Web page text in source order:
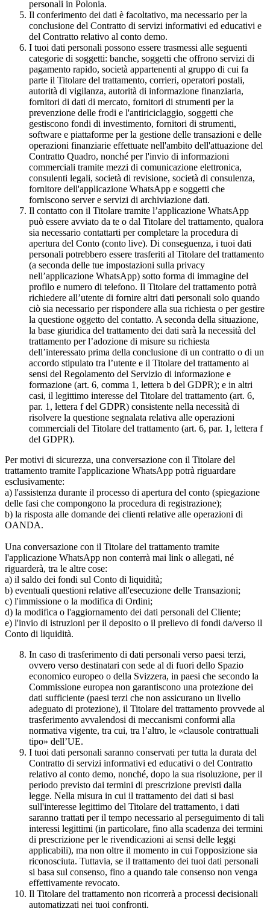
personali in Polonia.
Il conferimento dei dati è facoltativo, ma necessario per la
conclusione del Contratto di servizi informativi ed educativi e
del Contratto relativo al conto demo.
I tuoi dati personali possono essere trasmessi alle seguenti
categorie di soggetti: banche, soggetti che offrono servizi di
pagamento rapido, società appartenenti al gruppo di cui fa
parte il Titolare del trattamento, corrieri, operatori postali,
autorità di vigilanza, autorità di informazione finanziaria,
fornitori di dati di mercato, fornitori di strumenti per la
prevenzione delle frodi e l'antiriciclaggio, soggetti che
gestiscono fondi di investimento, fornitori di strumenti,
software e piattaforme per la gestione delle transazioni e delle
operazioni finanziarie effettuate nell'ambito dell'attuazione del
Contratto Quadro, nonché per l'invio di informazioni
commerciali tramite mezzi di comunicazione elettronica,
consulenti legali, società di revisione, società di consulenza,
fornitore dell'applicazione WhatsApp e soggetti che
forniscono server e servizi di archiviazione dati.
Il contatto con il Titolare tramite l’applicazione WhatsApp
può essere avviato da te o dal Titolare del trattamento, qualora
sia necessario contattarti per completare la procedura di
apertura del Conto (conto live). Di conseguenza, i tuoi dati
personali potrebbero essere trasferiti al Titolare del trattamento
(a seconda delle tue impostazioni sulla privacy
nell’applicazione WhatsApp) sotto forma di immagine del
profilo e numero di telefono. Il Titolare del trattamento potrà
richiedere all’utente di fornire altri dati personali solo quando
ciò sia necessario per rispondere alla sua richiesta o per gestire
la questione oggetto del contatto. A seconda della situazione,
la base giuridica del trattamento dei dati sarà la necessità del
trattamento per l’adozione di misure su richiesta
dell’interessato prima della conclusione di un contratto o di un
accordo stipulato tra l’utente e il Titolare del trattamento ai
sensi del Regolamento del Servizio di informazione e
formazione (art. 6, comma 1, lettera b del GDPR); e in altri
casi, il legittimo interesse del Titolare del trattamento (art. 6,
par. 1, lettera f del GDPR) consistente nella necessità di
risolvere la questione segnalata relativa alle operazioni
commerciali del Titolare del trattamento (art. 6, par. 1, lettera f
del GDPR).
Per motivi di sicurezza, una conversazione con il Titolare del
trattamento tramite l'applicazione WhatsApp potrà riguardare
esclusivamente:
a) l'assistenza durante il processo di apertura del conto (spiegazione
delle fasi che compongono la procedura di registrazione);
b) la risposta alle domande dei clienti relative alle operazioni di
OANDA.
Una conversazione con il Titolare del trattamento tramite
l'applicazione WhatsApp non conterrà mai link o allegati, né
riguarderà, tra le altre cose:
a) il saldo dei fondi sul Conto di liquidità;
b) eventuali questioni relative all'esecuzione delle Transazioni;
c) l'immissione o la modifica di Ordini;
d) la modifica o l'aggiornamento dei dati personali del Cliente;
e) l'invio di istruzioni per il deposito o il prelievo di fondi da/verso il
Conto di liquidità.
In caso di trasferimento di dati personali verso paesi terzi,
ovvero verso destinatari con sede al di fuori dello Spazio
economico europeo o della Svizzera, in paesi che secondo la
Commissione europea non garantiscono una protezione dei
dati sufficiente (paesi terzi che non assicurano un livello
adeguato di protezione), il Titolare del trattamento provvede al
trasferimento avvalendosi di meccanismi conformi alla
normativa vigente, tra cui, tra l’altro, le «clausole contrattuali
tipo» dell’UE.
I tuoi dati personali saranno conservati per tutta la durata del
Contratto di servizi informativi ed educativi o del Contratto
relativo al conto demo, nonché, dopo la sua risoluzione, per il
periodo previsto dai termini di prescrizione previsti dalla
legge. Nella misura in cui il trattamento dei dati si basi
sull'interesse legittimo del Titolare del trattamento, i dati
saranno trattati per il tempo necessario al perseguimento di tali
interessi legittimi (in particolare, fino alla scadenza dei termini
di prescrizione per le rivendicazioni ai sensi delle leggi
applicabili), ma non oltre il momento in cui l'opposizione sia
riconosciuta. Tuttavia, se il trattamento dei tuoi dati personali
si basa sul consenso, fino a quando tale consenso non venga
effettivamente revocato.
Il Titolare del trattamento non ricorrerà a processi decisionali
automatizzati nei tuoi confronti.